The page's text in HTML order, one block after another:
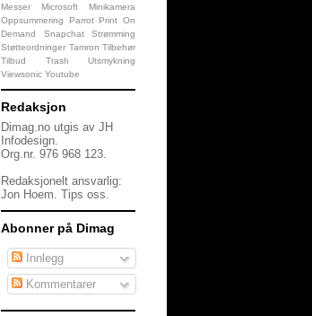
Messer
Microsoft
Minikamera
Oppsummering
Parrot Print On
Demand
Snapchat
Strømming
Støtteordninger Tamron Tilbehør
Tilbud
Trash
Utsmykning
Viewsonic Youtube
Redaksjon
Dimag.no utgis av JH
Infodesign.
Org.nr. 976 968 123.
Redaksjonelt ansvarlig:
Jon Hoem. Tips oss.
Abonner på Dimag
Innlegg
Kommentarer